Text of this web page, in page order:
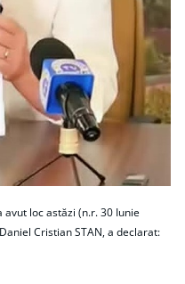
loc astăzi (n.r. 30 Iunie
Cristian STAN, a declarat: